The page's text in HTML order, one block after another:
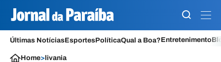
Últimas NotíciasEsportesPolíticaQual a Boa?Entretenimento
Home> livania